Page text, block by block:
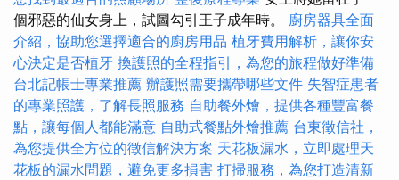
個邪惡的仙女身上，試圖勾引王子成年時。 廚房器具全面
介紹，協助您選擇適合的廚房用品 植牙費用解析，讓你安
心決定是否植牙 換護照的全程指引，為您的旅程做好準備
台北記帳士專業推薦 辦護照需要攜帶哪些文件 失智症患者
的專業照護，了解長照服務 自助餐外燴，提供各種豐富餐
點，讓每個人都能滿意 自助式餐點外燴推薦 台東徵信社，
為您提供全方位的徵信解決方案 天花板漏水，立即處理天
花板的漏水問題，避免更多損害 打掃服務，為您打造清新